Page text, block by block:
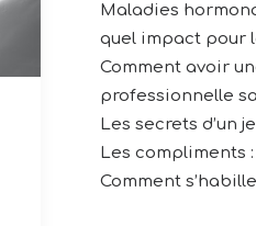
Maladies
quel impact pour
Comment avoir
professionnelle
Les secrets d’un
Les compliments
Comment